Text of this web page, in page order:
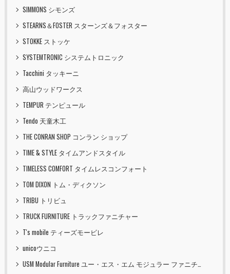
SIMMONS シモンズ
STEARNS＆FOSTER スターンズ＆フォスター
STOKKE ストッケ
SYSTEMTRONIC システムトロニック
Tacchini タッキーニ
高山ウッドワークス
TEMPUR テンピュール
Tendo 天童木工
THE CONRAN SHOP コンラン ショップ
TIME & STYLE タイムアンドスタイル
TIMELESS COMFORT タイムレスコンフォート
TOM DIXON トム・ディクソン
TRIBU トリビュ
TRUCK FURNITURE トラックファニチャー
T's mobile ティーズモービレ
unicoウニコ
USM Modular Furniture ユー・エス・エム モジュラー ファニチャー